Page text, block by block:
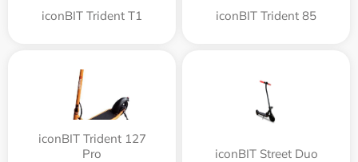
iconBIT Trident T1 iconBIT Trident 85
iconBIT Trident 127
Pro
iconBIT Street Duo